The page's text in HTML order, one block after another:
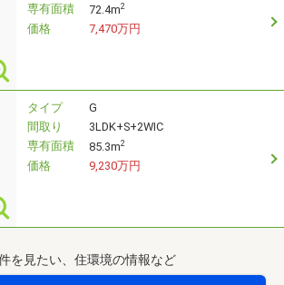
専有面積
72.4m2
価格 7,470万円
タイプ
G
間取り
3LDK+S+2WIC
専有面積
85.3m2
価格 9,230万円
を見たい、住環境の情報など